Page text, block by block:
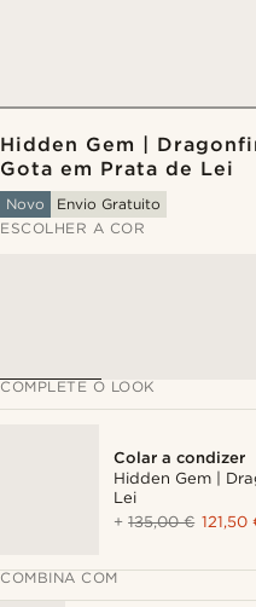
Hidden Gem |
Gota em Prata de Lei
Novo
Envio Gratuito
ESCOLHER A COR
COMPLETE O LOOK
Colar a condizer
Hidden Gem |
Lei
+135,00 € 121,50
COMBINA COM